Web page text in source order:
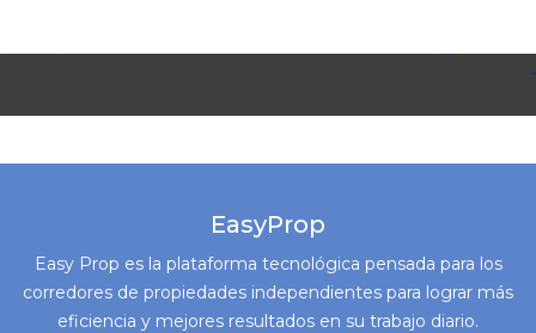
EasyProp
Easy Prop es la plataforma tecnológica pensada para los
corredores de propiedades independientes para lograr más
eficiencia y mejores resultados en su trabajo diario.